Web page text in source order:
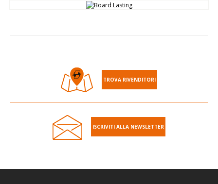
TROVA RIVENDITORI
ISCRIVITI ALLA NEWSLETTER